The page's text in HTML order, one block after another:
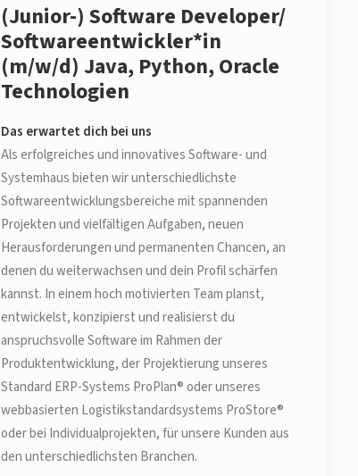
(Junior-) Software Developer/
Softwareentwickler*in
(m/w/d) Java, Python, Oracle
Technologien
Das erwartet dich bei uns
Als erfolgreiches und innovatives Software- und
Systemhaus bieten wir unterschiedlichste
Softwareentwicklungsbereiche mit spannenden
Projekten und vielfältigen Aufgaben, neuen
Herausforderungen und permanenten Chancen, an
denen du weiterwachsen und dein Profil schärfen
kannst. In einem hoch motivierten Team planst,
entwickelst, konzipierst und realisierst du
anspruchsvolle Software im Rahmen der
Produktentwicklung, der Projektierung unseres
Standard ERP-Systems ProPlan® oder unseres
webbasierten Logistikstandardsystems ProStore®
oder bei Individualprojekten, für unsere Kunden aus
den unterschiedlichsten Branchen.